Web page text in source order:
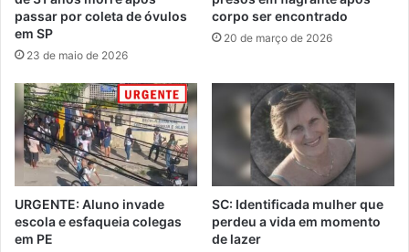
passar por coleta de óvulos
em SP
23 de maio de 2026
corpo ser encontrado
20 de março de 2026
URGENTE: Aluno invade
escola e esfaqueia colegas
em PE
SC: Identificada mulher que
perdeu a vida em momento
de lazer